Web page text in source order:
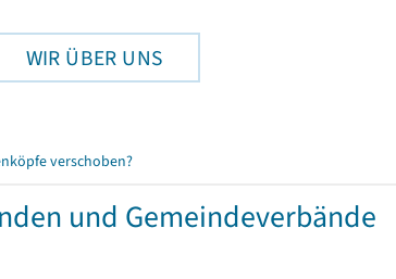
WIR ÜBER UNS
verschoben?
und Gemeindeverbände